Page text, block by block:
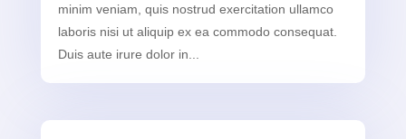
minim veniam, quis nostrud exercitation ullamco
laboris nisi ut aliquip ex ea commodo consequat.
Duis aute irure dolor in...